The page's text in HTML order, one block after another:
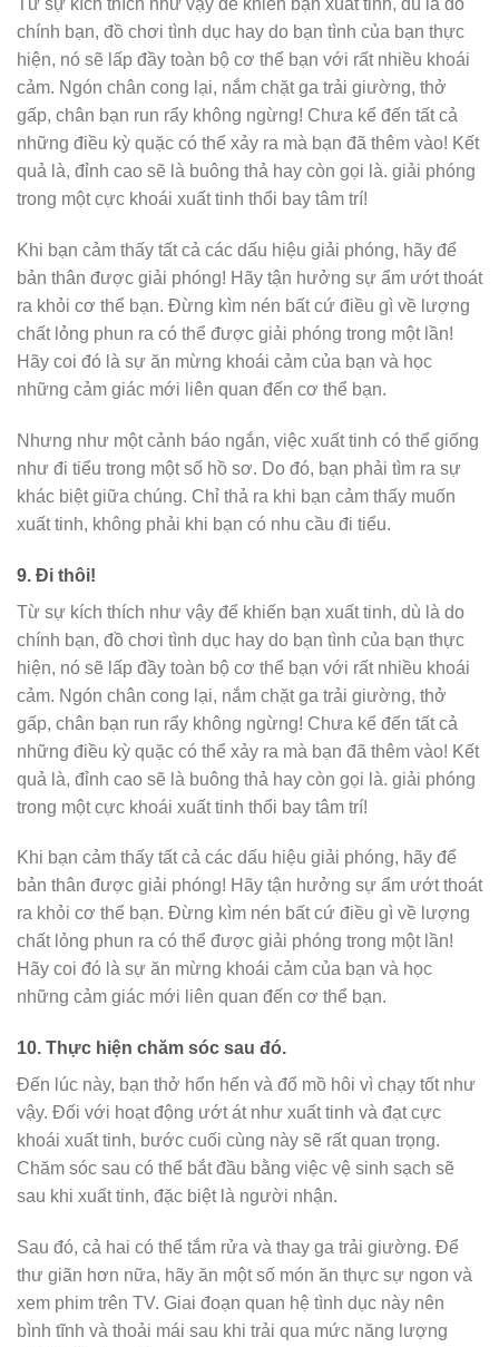
Từ sự kích thích như vậy để khiến bạn xuất tinh, dù là do
chính bạn, đồ chơi tình dục hay do bạn tình của bạn thực
hiện, nó sẽ lấp đầy toàn bộ cơ thể bạn với rất nhiều khoái
cảm. Ngón chân cong lại, nắm chặt ga trải giường, thở
gấp, chân bạn run rẩy không ngừng! Chưa kể đến tất cả
những điều kỳ quặc có thể xảy ra mà bạn đã thêm vào! Kết
quả là, đỉnh cao sẽ là buông thả hay còn gọi là. giải phóng
trong một cực khoái xuất tinh thổi bay tâm trí!
Khi bạn cảm thấy tất cả các dấu hiệu giải phóng, hãy để
bản thân được giải phóng! Hãy tận hưởng sự ẩm ướt thoát
ra khỏi cơ thể bạn. Đừng kìm nén bất cứ điều gì về lượng
chất lỏng phun ra có thể được giải phóng trong một lần!
Hãy coi đó là sự ăn mừng khoái cảm của bạn và học
những cảm giác mới liên quan đến cơ thể bạn.
Nhưng như một cảnh báo ngắn, việc xuất tinh có thể giống
như đi tiểu trong một số hồ sơ. Do đó, bạn phải tìm ra sự
khác biệt giữa chúng. Chỉ thả ra khi bạn cảm thấy muốn
xuất tinh, không phải khi bạn có nhu cầu đi tiểu.
9. Đi thôi!
Từ sự kích thích như vậy để khiến bạn xuất tinh, dù là do
chính bạn, đồ chơi tình dục hay do bạn tình của bạn thực
hiện, nó sẽ lấp đầy toàn bộ cơ thể bạn với rất nhiều khoái
cảm. Ngón chân cong lại, nắm chặt ga trải giường, thở
gấp, chân bạn run rẩy không ngừng! Chưa kể đến tất cả
những điều kỳ quặc có thể xảy ra mà bạn đã thêm vào! Kết
quả là, đỉnh cao sẽ là buông thả hay còn gọi là. giải phóng
trong một cực khoái xuất tinh thổi bay tâm trí!
Khi bạn cảm thấy tất cả các dấu hiệu giải phóng, hãy để
bản thân được giải phóng! Hãy tận hưởng sự ẩm ướt thoát
ra khỏi cơ thể bạn. Đừng kìm nén bất cứ điều gì về lượng
chất lỏng phun ra có thể được giải phóng trong một lần!
Hãy coi đó là sự ăn mừng khoái cảm của bạn và học
những cảm giác mới liên quan đến cơ thể bạn.
10. Thực hiện chăm sóc sau đó.
Đến lúc này, bạn thở hổn hển và đổ mồ hôi vì chạy tốt như
vậy. Đối với hoạt động ướt át như xuất tinh và đạt cực
khoái xuất tinh, bước cuối cùng này sẽ rất quan trọng.
Chăm sóc sau có thể bắt đầu bằng việc vệ sinh sạch sẽ
sau khi xuất tinh, đặc biệt là người nhận.
Sau đó, cả hai có thể tắm rửa và thay ga trải giường. Để
thư giãn hơn nữa, hãy ăn một số món ăn thực sự ngon và
xem phim trên TV. Giai đoạn quan hệ tình dục này nên
bình tĩnh và thoải mái sau khi trải qua mức năng lượng